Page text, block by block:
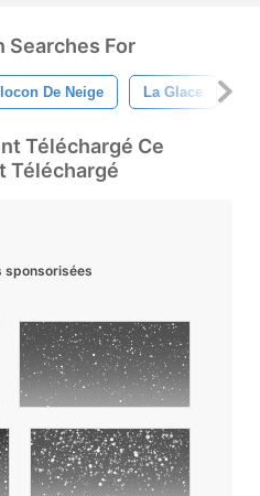
Searches For
De Neige La Glace
Téléchargé Ce
Téléchargé
sponsorisées